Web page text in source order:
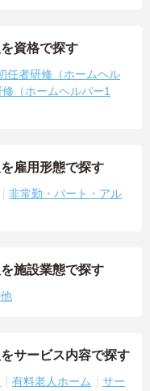
資格で探す
任者研修（ホームヘル
（ホームヘルパー1
雇用形態で探す
非常勤・パート・アル
施設業態で探す
サービス内容で探す
有料老人ホーム
サー